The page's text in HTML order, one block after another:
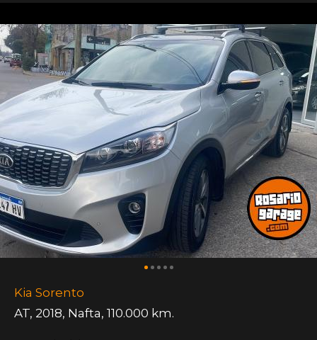
Kia Sorento
AT, 2018, Nafta, 110.000 km.